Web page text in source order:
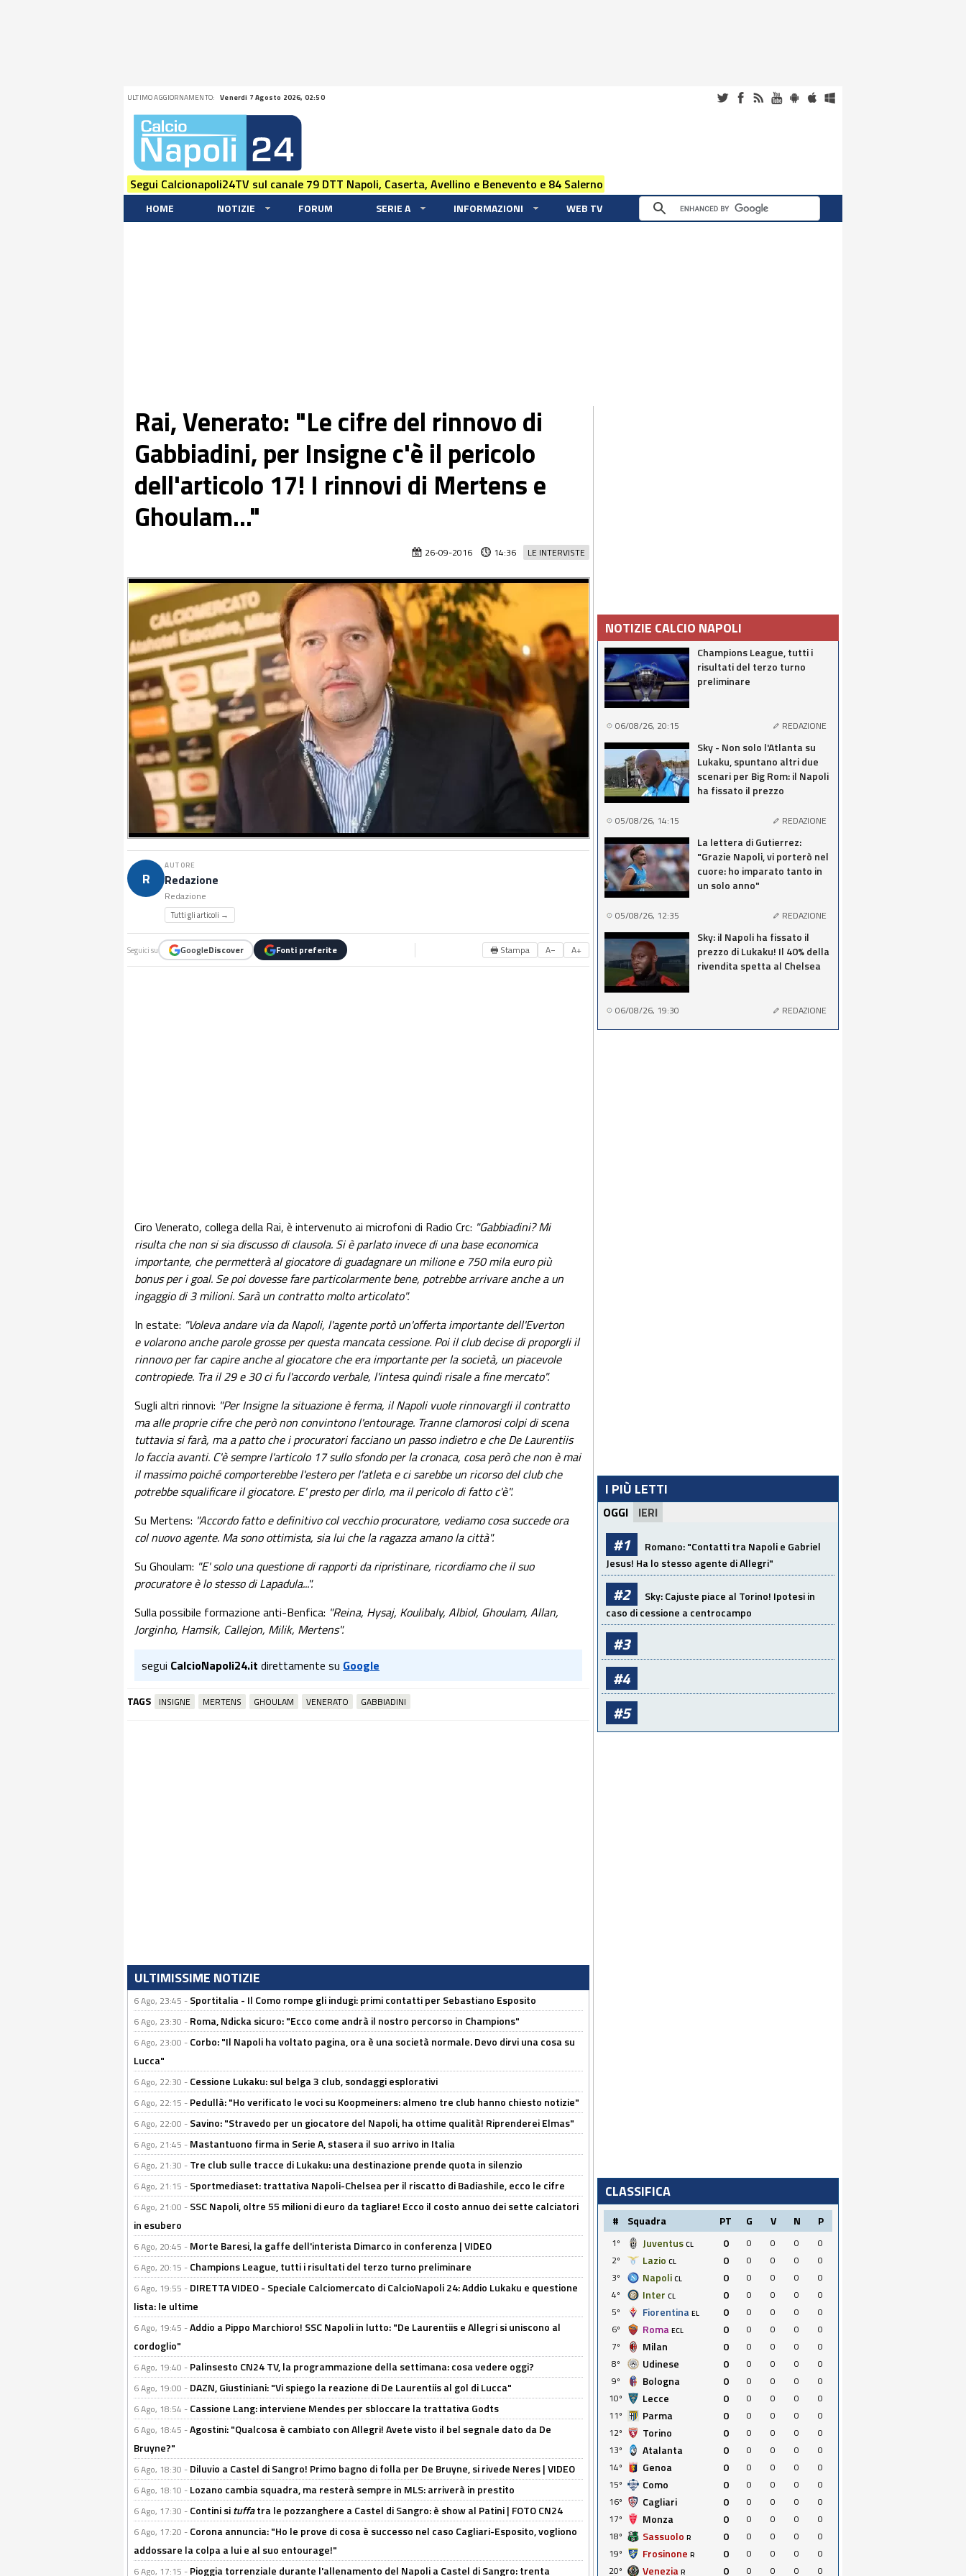
ULTIMO AGGIORNAMENTO: Venerdi 7 Agosto 2026, 02:50
Segui Calcionapoli24TV sul canale 79 DTT Napoli, Caserta, Avellino e Benevento e 84 Salerno
HOME NOTIZIE FORUM SERIE A INFORMAZIONI WEB TV
Rai, Venerato: "Le cifre del rinnovo di
Gabbiadini, per Insigne c'è il pericolo
dell'articolo 17! I rinnovi di Mertens e
Ghoulam..."
LE INTERVISTE
26-09-2016 14:36
R
AUTORE
Redazione
Redazione
Tutti gli articoli →
Seguici su GoogleDiscover Fonti preferite 🖶 Stampa A− A+
Ciro Venerato, collega della Rai, è intervenuto ai microfoni di Radio Crc: "Gabbiadini? Mi
risulta che non si sia discusso di clausola. Si è parlato invece di una base economica
importante, che permetterà al giocatore di guadagnare un milione e 750 mila euro più
bonus per i goal. Se poi dovesse fare particolarmente bene, potrebbe arrivare anche a un
ingaggio di 3 milioni. Sarà un contratto molto articolato".
In estate: "Voleva andare via da Napoli, l'agente portò un'offerta importante dell'Everton
e volarono anche parole grosse per questa mancata cessione. Poi il club decise di proporgli il
rinnovo per far capire anche al giocatore che era importante per la società, un piacevole
contropiede. Tra il 29 e 30 ci fu l'accordo verbale, l'intesa quindi risale a fine mercato".
Sugli altri rinnovi: "Per Insigne la situazione è ferma, il Napoli vuole rinnovargli il contratto
ma alle proprie cifre che però non convintono l'entourage. Tranne clamorosi colpi di scena
tuttavia si farà, ma a patto che i procuratori facciano un passo indietro e che De Laurentiis
lo faccia avanti. C'è sempre l'articolo 17 sullo sfondo per la cronaca, cosa però che non è mai
il massimo poiché comporterebbe l'estero per l'atleta e ci sarebbe un ricorso del club che
potrebbe squalificare il giocatore. E' presto per dirlo, ma il pericolo di fatto c'è".
Su Mertens: "Accordo fatto e definitivo col vecchio procuratore, vediamo cosa succede ora
col nuovo agente. Ma sono ottimista, sia lui che la ragazza amano la città".
Su Ghoulam: "E' solo una questione di rapporti da ripristinare, ricordiamo che il suo
procuratore è lo stesso di Lapadula...".
Sulla possibile formazione anti-Benfica: "Reina, Hysaj, Koulibaly, Albiol, Ghoulam, Allan,
Jorginho, Hamsik, Callejon, Milik, Mertens".
segui CalcioNapoli24.it direttamente su Google
TAGS INSIGNE MERTENS GHOULAM VENERATO GABBIADINI
ULTIMISSIME NOTIZIE
6 Ago, 23:45 - Sportitalia - Il Como rompe gli indugi: primi contatti per Sebastiano Esposito
6 Ago, 23:30 - Roma, Ndicka sicuro: "Ecco come andrà il nostro percorso in Champions"
6 Ago, 23:00 - Corbo: "Il Napoli ha voltato pagina, ora è una società normale. Devo dirvi una cosa su
Lucca"
6 Ago, 22:30 - Cessione Lukaku: sul belga 3 club, sondaggi esplorativi
6 Ago, 22:15 - Pedullà: "Ho verificato le voci su Koopmeiners: almeno tre club hanno chiesto notizie"
6 Ago, 22:00 - Savino: "Stravedo per un giocatore del Napoli, ha ottime qualità! Riprenderei Elmas"
6 Ago, 21:45 - Mastantuono firma in Serie A, stasera il suo arrivo in Italia
6 Ago, 21:30 - Tre club sulle tracce di Lukaku: una destinazione prende quota in silenzio
6 Ago, 21:15 - Sportmediaset: trattativa Napoli-Chelsea per il riscatto di Badiashile, ecco le cifre
6 Ago, 21:00 - SSC Napoli, oltre 55 milioni di euro da tagliare! Ecco il costo annuo dei sette calciatori
in esubero
6 Ago, 20:45 - Morte Baresi, la gaffe dell'interista Dimarco in conferenza | VIDEO
6 Ago, 20:15 - Champions League, tutti i risultati del terzo turno preliminare
6 Ago, 19:55 - DIRETTA VIDEO - Speciale Calciomercato di CalcioNapoli 24: Addio Lukaku e questione
lista: le ultime
6 Ago, 19:45 -Addio a Pippo Marchioro! SSC Napoli in lutto: "De Laurentiis e Allegri si uniscono al
cordoglio"
6 Ago, 19:40 - Palinsesto CN24 TV, la programmazione della settimana: cosa vedere oggi?
6 Ago, 19:00 - DAZN, Giustiniani: "Vi spiego la reazione di De Laurentiis al gol di Lucca"
6 Ago, 18:54 - Cassione Lang: interviene Mendes per sbloccare la trattativa Godts
6 Ago, 18:45 -Agostini: "Qualcosa è cambiato con Allegri! Avete visto il bel segnale dato da De
Bruyne?"
6 Ago, 18:30 - Diluvio a Castel di Sangro! Primo bagno di folla per De Bruyne, si rivede Neres | VIDEO
6 Ago, 18:10 - Lozano cambia squadra, ma resterà sempre in MLS: arriverà in prestito
6 Ago, 17:30 - Contini situffatra le pozzanghere a Castel di Sangro: è show al Patini | FOTO CN24
6 Ago, 17:20 - Corona annuncia: "Ho le prove di cosa è successo nel caso Cagliari-Esposito, vogliono
addossare la colpa a lui e al suo entourage!"
6 Ago, 17:15 - Pioggia torrenziale durante l'allenamento del Napoli a Castel di Sangro: trenta
NOTIZIE CALCIO NAPOLI
Champions League, tutti i
risultati del terzo turno
preliminare
06/08/26, 20:15 REDAZIONE
Sky - Non solo l'Atlanta su
Lukaku, spuntano altri due
scenari per Big Rom: il Napoli
ha fissato il prezzo
05/08/26, 14:15 REDAZIONE
La lettera di Gutierrez:
"Grazie Napoli, vi porterò nel
cuore: ho imparato tanto in
un solo anno"
05/08/26, 12:35 REDAZIONE
Sky: il Napoli ha fissato il
prezzo di Lukaku! Il 40% della
rivendita spetta al Chelsea
06/08/26, 19:30 REDAZIONE
I PIÙ LETTI
OGGI IERI
#1
Romano: "Contatti tra Napoli e Gabriel
Jesus! Ha lo stesso agente di Allegri"
#2
Sky: Cajuste piace al Torino! Ipotesi in
caso di cessione a centrocampo
#3
#4
#5
CLASSIFICA
# Squadra PT G V N P
1º Juventus CL 0 0 0 0
0
2º
Lazio CL 0 0 0 0
0
3º
Napoli CL 0 0 0 0
0
4º
Inter CL 0 0 0 0
0
5º
Fiorentina EL 0 0 0 0
0
6º
Roma ECL 0 0 0 0
0
7º
Milan 0 0 0 0
0
8º
Udinese 0 0 0 0
0
9º
Bologna 0 0 0 0
0
10º
Lecce 0 0 0 0
0
11º
Parma 0 0 0 0
0
12º
Torino 0 0 0 0
0
13º
Atalanta 0 0 0 0
0
14º
Genoa 0 0 0 0
0
15º
Como 0 0 0 0
0
16º
Cagliari 0 0 0 0
0
17º
Monza 0 0 0 0
0
18º
Sassuolo R 0 0 0 0
0
19º
Frosinone R 0 0 0 0
0
20º
Venezia R 0 0 0 0 0